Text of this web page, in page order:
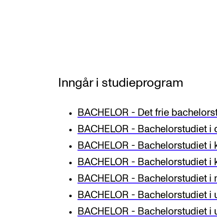
INTERNASJONALT
Internasjonal strategi
Samarbeidsprosjekter
IN.TUNE
Inngår i studieprogram
BACHELOR - Det frie
BACHELOR - Bachelorstudiet i
BACHELOR - Bachelorstudiet i
BACHELOR - Bachelorstudiet i
BACHELOR - Bachelorstudiet
BACHELOR - Bachelorstudiet
BACHELOR - Bachelorstudiet